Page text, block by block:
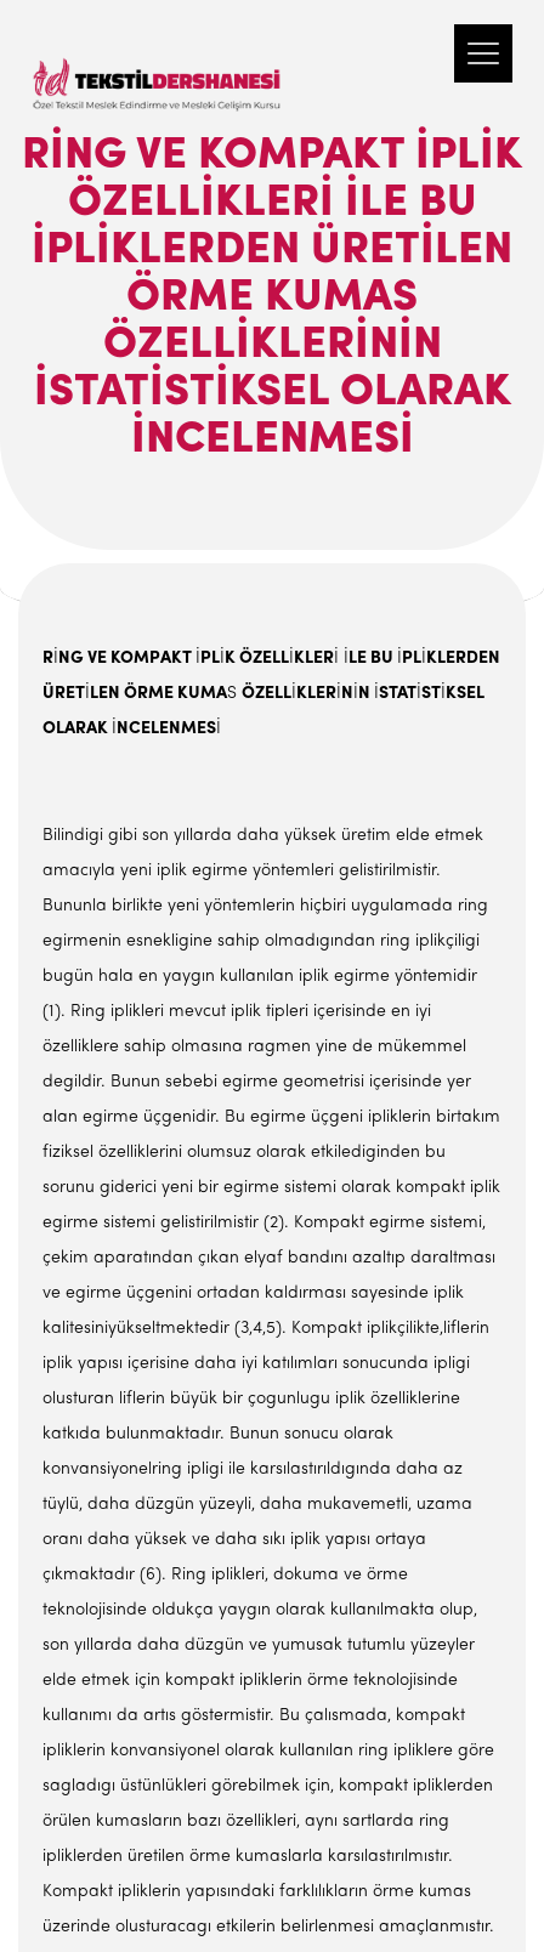
RİNG VE KOMPAKT İPLİK
ÖZELLİKLERİ İLE BU
İPLİKLERDEN ÜRETİLEN
ÖRME KUMAS
ÖZELLİKLERİNİN
İSTATİSTİKSEL OLARAK
İNCELENMESİ
RİNG VE KOMPAKT İPLİK ÖZELLİKLERİ İLE BU İPLİKLERDEN
ÜRETİLEN ÖRME KUMAS ÖZELLİKLERİNİN İSTATİSTİKSEL
OLARAK İNCELENMESİ
Bilindigi gibi son yıllarda daha yüksek üretim elde etmek
amacıyla yeni iplik egirme yöntemleri gelistirilmistir.
Bununla birlikte yeni yöntemlerin hiçbiri uygulamada ring
egirmenin esnekligine sahip olmadıgından ring iplikçiligi
bugün hala en yaygın kullanılan iplik egirme yöntemidir
(1). Ring iplikleri mevcut iplik tipleri içerisinde en iyi
özelliklere sahip olmasına ragmen yine de mükemmel
degildir. Bunun sebebi egirme geometrisi içerisinde yer
alan egirme üçgenidir. Bu egirme üçgeni ipliklerin birtakım
fiziksel özelliklerini olumsuz olarak etkilediginden bu
sorunu giderici yeni bir egirme sistemi olarak kompakt iplik
egirme sistemi gelistirilmistir (2). Kompakt egirme sistemi,
çekim aparatından çıkan elyaf bandını azaltıp daraltması
ve egirme üçgenini ortadan kaldırması sayesinde iplik
kalitesiniyükseltmektedir (3,4,5). Kompakt iplikçilikte,liflerin
iplik yapısı içerisine daha iyi katılımları sonucunda ipligi
olusturan liflerin büyük bir çogunlugu iplik özelliklerine
katkıda bulunmaktadır. Bunun sonucu olarak
konvansiyonelring ipligi ile karsılastırıldıgında daha az
tüylü, daha düzgün yüzeyli, daha mukavemetli, uzama
oranı daha yüksek ve daha sıkı iplik yapısı ortaya
çıkmaktadır (6). Ring iplikleri, dokuma ve örme
teknolojisinde oldukça yaygın olarak kullanılmakta olup,
son yıllarda daha düzgün ve yumusak tutumlu yüzeyler
elde etmek için kompakt ipliklerin örme teknolojisinde
kullanımı da artıs göstermistir. Bu çalısmada, kompakt
ipliklerin konvansiyonel olarak kullanılan ring ipliklere göre
sagladıgı üstünlükleri görebilmek için, kompakt ipliklerden
örülen kumasların bazı özellikleri, aynı sartlarda ring
ipliklerden üretilen örme kumaslarla karsılastırılmıstır.
Kompakt ipliklerin yapısındaki farklılıkların örme kumas
üzerinde olusturacagı etkilerin belirlenmesi amaçlanmıstır.